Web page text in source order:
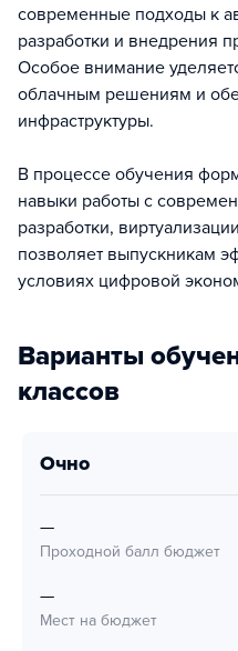
современные подходы к
разработки и внедрения
Особое внимание
облачным решениям и
инфраструктуры.
В процессе обучения
навыки работы с
разработки,
позволяет выпускникам
условиях цифровой
Варианты
классов
очно
—
Проходной балл бюджет
—
Мест на бюджет